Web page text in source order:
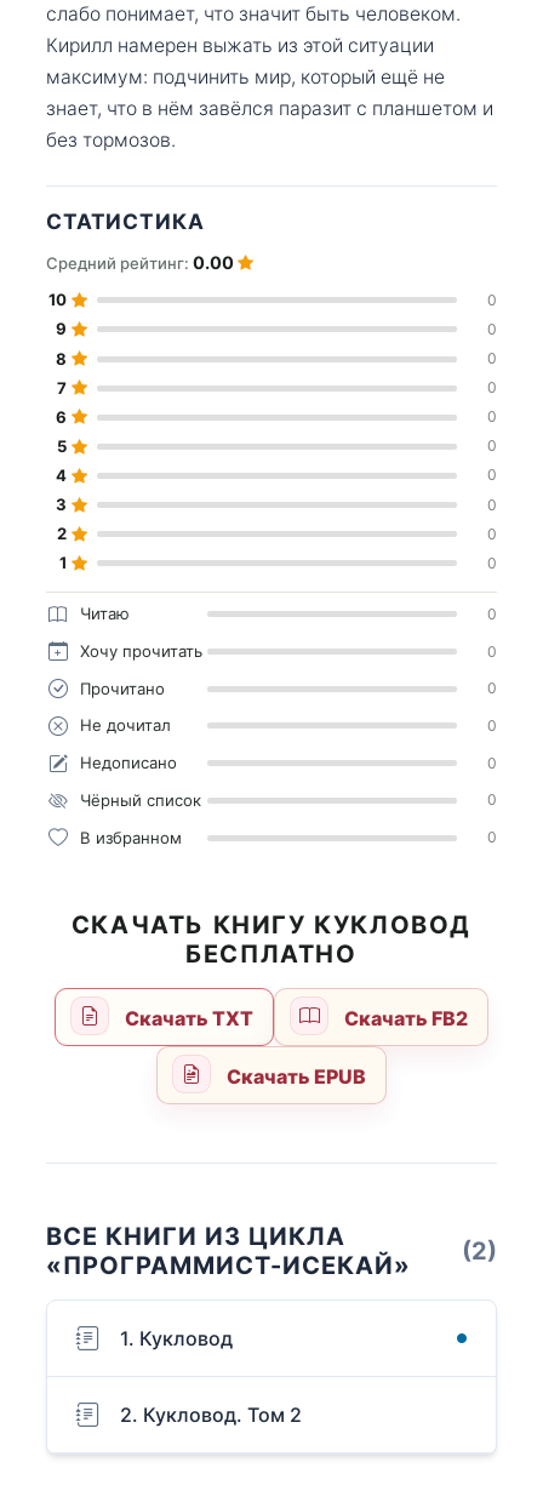
слабо понимает, что значит быть человеком.
Кирилл намерен выжать из этой ситуации
максимум: подчинить мир, который ещё не
знает, что в нём завёлся паразит с планшетом и
без тормозов.
СТАТИСТИКА
Средний рейтинг: 0.00
10 0
9 0
8 0
7 0
6 0
5 0
4 0
3 0
2 0
1 0
Читаю 0
Хочу прочитать 0
Прочитано 0
Не дочитал 0
Недописано 0
Чёрный список 0
В избранном 0
СКАЧАТЬ КНИГУ КУКЛОВОД
БЕСПЛАТНО
Скачать TXT Скачать FB2
Скачать EPUB
ВСЕ КНИГИ ИЗ ЦИКЛА
«ПРОГРАММИСТ-ИСЕКАЙ»
(2)
1. Кукловод
2. Кукловод. Том 2